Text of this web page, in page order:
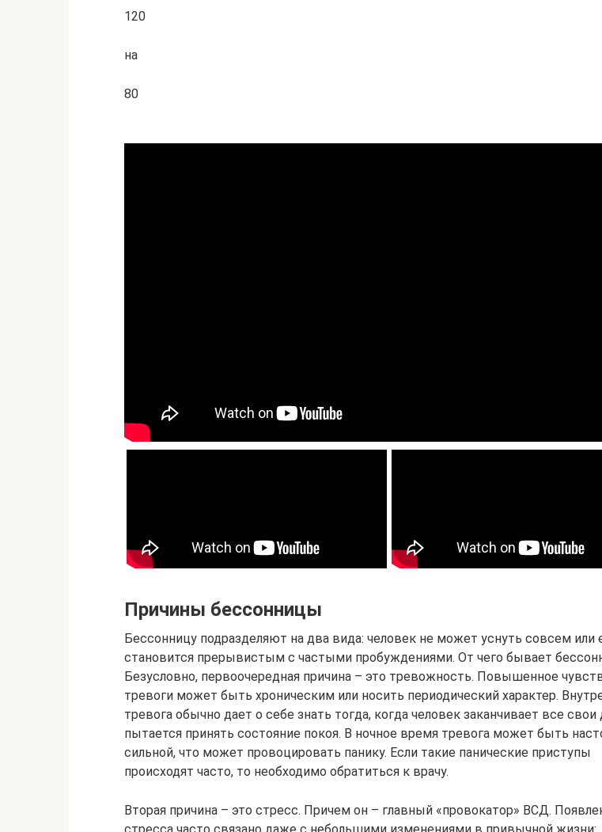
120
на
80
Причины бессонницы
Бессонницу подразделяют на два вида: человек не может уснуть совсем или
становится прерывистым с частыми пробуждениями. От чего бывает
Безусловно, первоочередная причина – это тревожность. Повышенное
тревоги может быть хроническим или носить периодический характер.
тревога обычно дает о себе знать тогда, когда человек заканчивает все свои
пытается принять состояние покоя. В ночное время тревога может быть
сильной, что может провоцировать панику. Если такие панические приступы
происходят часто, то необходимо обратиться к врачу.
Вторая причина – это стресс. Причем он – главный «провокатор» ВСД.